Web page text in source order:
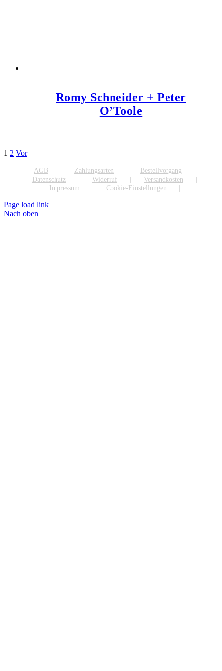
Romy Schneider + Peter
O’Toole
1 2 Vor
AGB Zahlungsarten
Bestellvorgang
Datenschutz
Widerruf
Versandkosten
Impressum
Cookie-Einstellungen
Page load link
Nach oben